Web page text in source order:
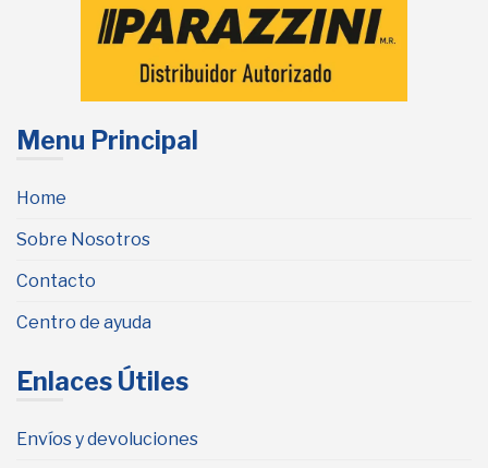
Menu Principal
Home
Sobre Nosotros
Contacto
Centro de ayuda
Enlaces Útiles
Envíos y devoluciones